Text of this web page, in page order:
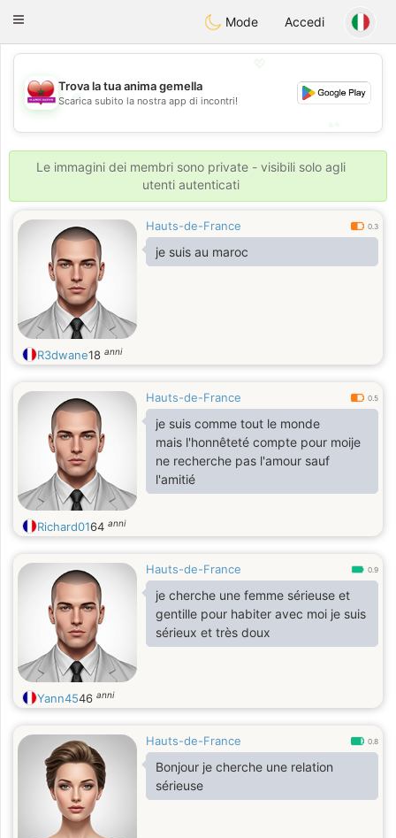
Maroc Dating
Toggle
Mode Accedi
💖
💕
Trova la tua anima gemella
Scarica subito la nostra app di incontri!
Le immagini dei membri sono private - visibili solo agli
utenti autenticati
Hauts-de-France 0.3
je suis au maroc
R3dwane18 anni
Hauts-de-France 0.5
je suis comme tout le monde
mais l'honnêteté compte pour moije
ne recherche pas l'amour sauf
l'amitié
Richard0164 anni
Hauts-de-France 0.9
je cherche une femme sérieuse et
gentille pour habiter avec moi je suis
sérieux et très doux
Yann4546 anni
Hauts-de-France 0.8
Bonjour je cherche une relation
sérieuse